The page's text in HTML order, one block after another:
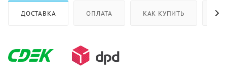
ДОСТАВКА ОПЛАТА КАК КУПИТЬ